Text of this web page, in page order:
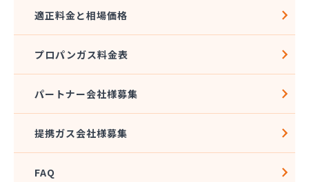
株式会社小野里商店 佐野営業所
株式会社瀬尾本店
株式会社西城
株式会社石沢商店 プロパンガス充填所オートスタ
株式会社石澤商店 宇都宮営業所
株式会社島田
適正料金と相場価格
プロパンガス料金表
パートナー会社様募集
提携ガス会社様募集
FAQ